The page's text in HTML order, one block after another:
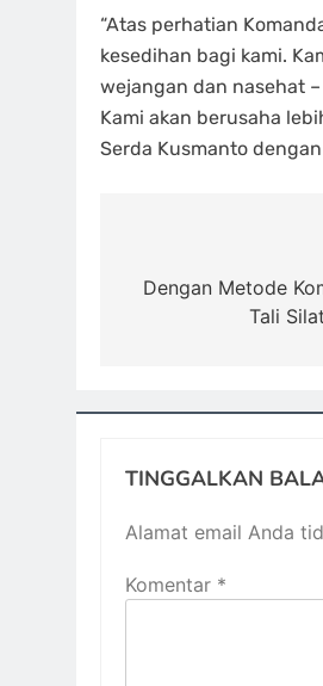
“Atas perhatian
kesedihan bagi kami.
wejangan dan nasehat
Kami akan berusaha
Serda Kusmanto
pos
Dengan Metode
Tali
TINGGALKAN
Alamat email Anda
Komentar *